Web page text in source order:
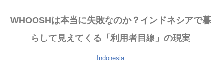
WHOOSHは本当に失敗なのか？インドネシアで暮
らして見えてくる「利用者目線」の現実
Indonesia